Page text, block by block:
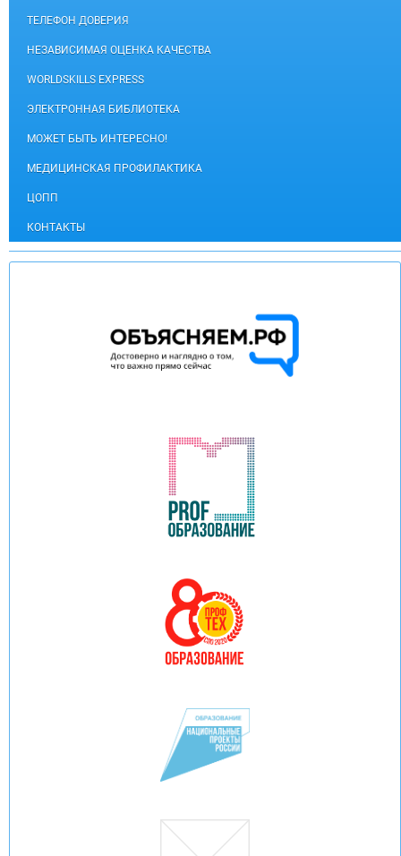
ТЕЛЕФОН ДОВЕРИЯ
НЕЗАВИСИМАЯ ОЦЕНКА КАЧЕСТВА
WORLDSKILLS EXPRESS
ЭЛЕКТРОННАЯ БИБЛИОТЕКА
МОЖЕТ БЫТЬ ИНТЕРЕСНО!
МЕДИЦИНСКАЯ ПРОФИЛАКТИКА
ЦОПП
КОНТАКТЫ